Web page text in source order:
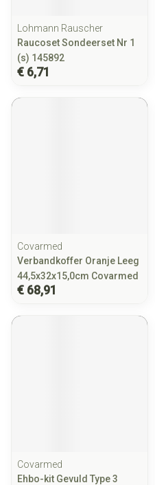
Lohmann Rauscher
Raucoset Sondeerset Nr 1
(s) 145892
€ 6,71
Covarmed
Verbandkoffer Oranje Leeg
44,5x32x15,0cm Covarmed
€ 68,91
Covarmed
Ehbo-kit Gevuld Type 3